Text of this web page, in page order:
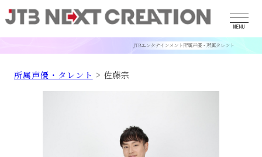
MENU
所属声優・タレント > 佐藤宗